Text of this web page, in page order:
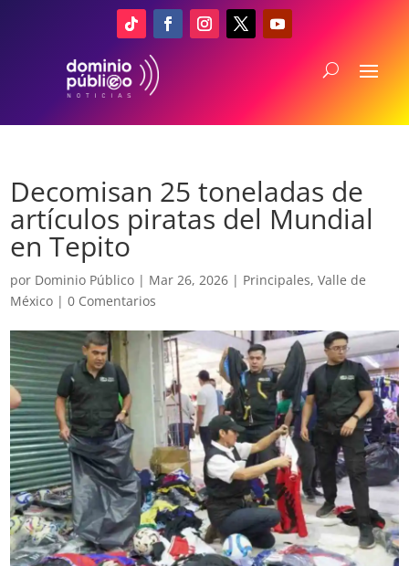
Decomisan 25 toneladas de
artículos piratas del Mundial
en Tepito
por Dominio Público | Mar 26, 2026 | Principales,Valle de
México |0 Comentarios